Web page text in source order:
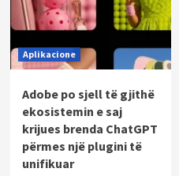
Aplikacione
Adobe po sjell të gjithë
ekosistemin e saj
krijues brenda ChatGPT
përmes një plugini të
unifikuar